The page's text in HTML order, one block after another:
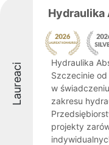
Laureaci
Hydraulika
Hydraulika
Szczecinie
w
zakresu
projekty